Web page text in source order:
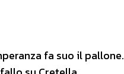
fa suo il pallone.